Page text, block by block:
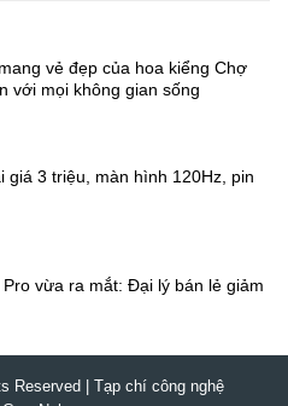
vẻ đẹp của hoa kiểng Chợ
với mọi không gian sống
giá 3 triệu, màn hình 120Hz, pin
Pro vừa ra mắt: Đại lý bán lẻ giảm
Reserved | Tạp chí công nghệ